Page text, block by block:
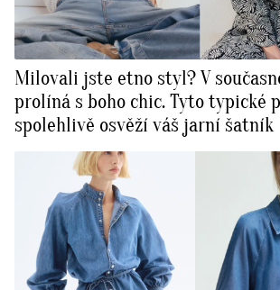
Milovali jste etno styl? V
prolíná s boho chic. Tyto typické
spolehlivě osvěží váš jarní šatník